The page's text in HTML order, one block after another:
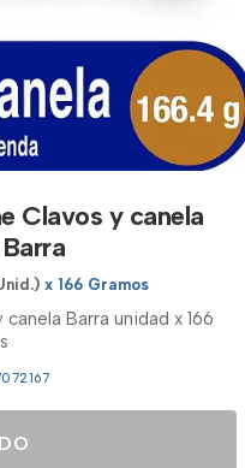
Clavos y canela
x 166 Gramos
Barra unidad x 166